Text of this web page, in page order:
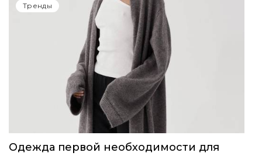
Тренды
Одежда первой необходимости для